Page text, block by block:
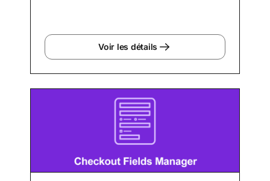
Voir les détails